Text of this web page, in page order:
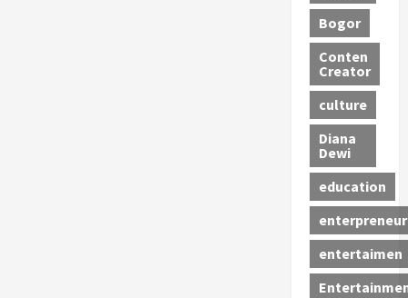
Bogor
Conten
Creator
culture
Diana
Dewi
education
enterpreneur
entertaimen